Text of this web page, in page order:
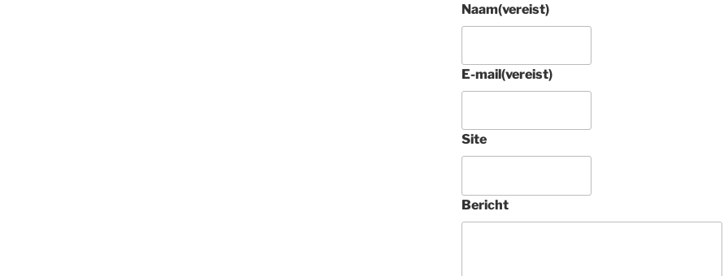
Naam(vereist)
E-mail(vereist)
Site
Bericht